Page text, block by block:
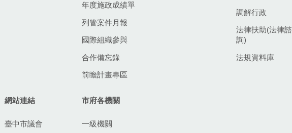
年度施政成績單
列管案件月報
國際組織參與
合作備忘錄
前瞻計畫專區
調解行政
法律扶助(法律諮
詢)
法規資料庫
網站連結
臺中市議會
市府各機關
一級機關